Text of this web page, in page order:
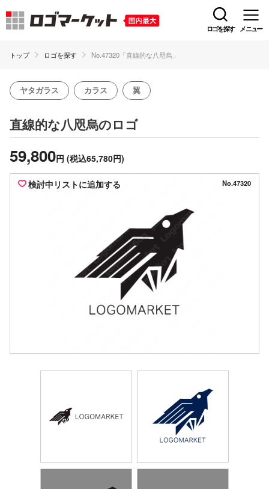
ロゴを探す メニュー
トップ ロゴを探す No.47320「直線的な八咫烏」
ヤタガラス カラス 翼
直線的な八咫烏のロゴ
59,800円 (税込65,780円)
検討中リストに追加する No.47320